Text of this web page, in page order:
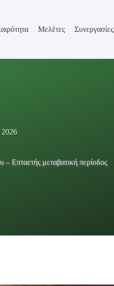
Μελέτες Συνεργασίες
2026
Επταετής μεταβατική περίοδος